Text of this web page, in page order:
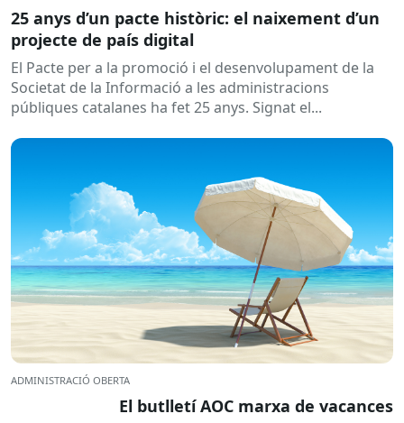
25 anys d’un pacte històric: el naixement d’un
projecte de país digital
El Pacte per a la promoció i el desenvolupament de la
Societat de la Informació a les administracions
públiques catalanes ha fet 25 anys. Signat el...
ADMINISTRACIÓ OBERTA
El butlletí AOC marxa de vacances